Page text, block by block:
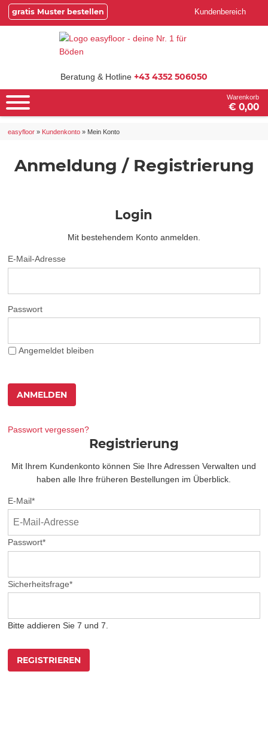
gratis Muster bestellen Kundenbereich
Beratung & Hotline +43 4352 506050
Warenkorb
€ 0,00
easyfloor » Kundenkonto » Mein Konto
Anmeldung / Registrierung
Login
Mit bestehendem Konto anmelden.
E-Mail-Adresse
Passwort
Angemeldet bleiben
ANMELDEN
Passwort vergessen?
Registrierung
Mit Ihrem Kundenkonto können Sie Ihre Adressen Verwalten und
haben alle Ihre früheren Bestellungen im Überblick.
E-Mail*
Passwort*
Sicherheitsfrage*
Bitte addieren Sie 7 und 7.
REGISTRIEREN